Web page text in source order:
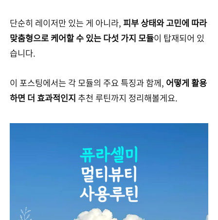
단순히 레이저만 있는 게 아니라, 피부 상태와 고민에 따라
맞춤형으로 케어할 수 있는 다섯 가지 모듈이 탑재되어 있
습니다.
이 포스팅에서는 각 모듈의 주요 특징과 함께, 어떻게 활용
하면 더 효과적인지 추천 루틴까지 정리해볼게요.